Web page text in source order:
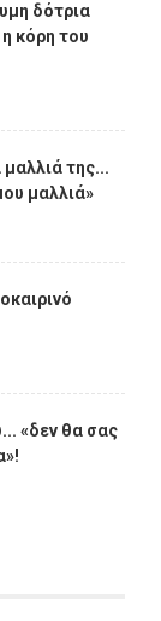
δότρια
κόρη του
της...
μαλλιά»
«δεν θα σας